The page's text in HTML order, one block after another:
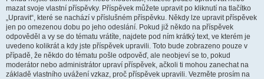
mazat svoje vlastní příspěvky. Příspěvek můžete upravit po kliknutí na tlačítko
„Upravit“, které se nachází v příslušném příspěvku. Někdy lze upravit příspěvek
jen po omezenou dobu po jeho odeslání. Pokud již někdo na příspěvek
odpověděl a vy se do tématu vrátíte, najdete pod ním krátký text, ve kterém je
uvedeno kolikrát a kdy jste příspěvek upravili. Toto bude zobrazeno pouze v
případě, že někdo do tématu pošle odpověď, ale neobjeví se to, pokud
moderátor nebo administrátor upraví příspěvek, ačkoli ti mohou zanechat na
základě vlastního uvážení vzkaz, proč příspěvek upravili. Vezměte prosím na